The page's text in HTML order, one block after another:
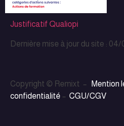
Justificatif Qualiopi
Dernière mise à jour du site : 04/
Copyright © Remixt –
Mention
confidentialité – CGU/CGV